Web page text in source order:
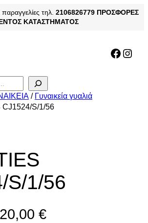
τηλ. 2106826779 ΠΡΟΣΦΟΡΕΣ
ΚΑΤΑΣΤΗΜΑΤΟΣ
/ Γυναικεία γυαλιά
CJ1524/S/1/56
S/1/56
€Η